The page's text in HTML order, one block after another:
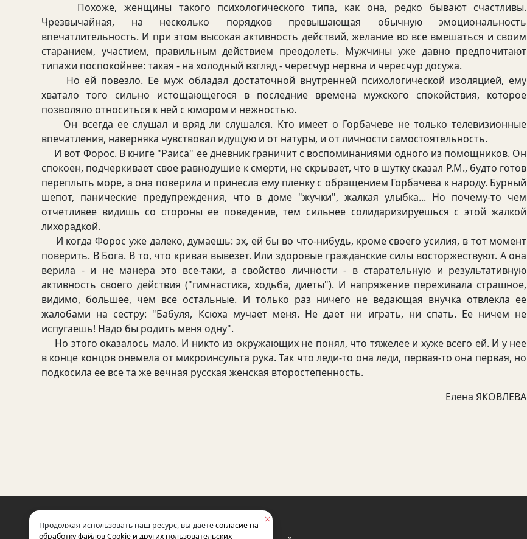
Похоже, женщины такого психологического типа, как она, редко бывают счастливы.
Чрезвычайная, на несколько порядков превышающая обычную эмоциональность
впечатлительность. И при этом высокая активность действий, желание во все вмешаться и своим
старанием, участием, правильным действием преодолеть. Мужчины уже давно предпочитают
типажи поспокойнее: такая - на холодный взгляд - чересчур нервна и чересчур досужа.
Но ей повезло. Ее муж обладал достаточной внутренней психологической изоляцией, ему
хватало того сильно истощающегося в последние времена мужского спокойствия, которое
позволяло относиться к ней с юмором и нежностью.
Он всегда ее слушал и вряд ли слушался. Кто имеет о Горбачеве не только телевизионные
впечатления, наверняка чувствовал идущую и от натуры, и от личности самостоятельность.
И вот Форос. В книге "Раиса" ее дневник граничит с воспоминаниями одного из помощников. Он
спокоен, подчеркивает свое равнодушие к смерти, не скрывает, что в шутку сказал Р.М., будто готов
переплыть море, а она поверила и принесла ему пленку с обращением Горбачева к народу. Бурный
шепот, панические предупреждения, что в доме "жучки", жалкая улыбка... Но почему-то чем
отчетливее видишь со стороны ее поведение, тем сильнее солидаризируешься с этой жалкой
лихорадкой.
И когда Форос уже далеко, думаешь: эх, ей бы во что-нибудь, кроме своего усилия, в тот момент
поверить. В Бога. В то, что кривая вывезет. Или здоровые гражданские силы восторжествуют. А она
верила - и не манера это все-таки, а свойство личности - в старательную и результативную
активность своего действия ("гимнастика, ходьба, диеты"). И напряжение переживала страшное,
видимо, большее, чем все остальные. И только раз ничего не ведающая внучка отвлекла ее
жалобами на сестру: "Бабуля, Ксюха мучает меня. Не дает ни играть, ни спать. Ее ничем не
испугаешь! Надо бы родить меня одну".
Но этого оказалось мало. И никто из окружающих не понял, что тяжелее и хуже всего ей. И у нее
в конце концов онемела от микроинсульта рука. Так что леди-то она леди, первая-то она первая, но
подкосила ее все та же вечная русская женская второстепенность.
Елена ЯКОВЛЕВА
МЕЖДУНАРОДНЫЙ ФОНД
СОЦИАЛЬНО-ЭКОНОМИЧЕСКИХ
Продолжая использовать наш ресурс, вы даетесогласие на
обработку файлов Cookie и других пользовательских